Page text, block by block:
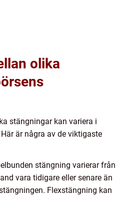
olika
stängningar kan variera i
är några av de viktigaste
stängning varierar från
vara tidigare eller senare än
Flexstängning kan